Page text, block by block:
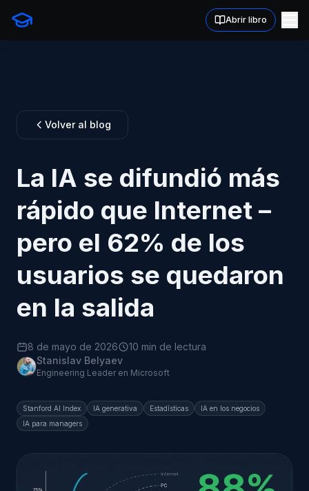
Abrir libro
Volver al blog
La IA se difundió más
rápido que Internet –
pero el 62% de los
usuarios se quedaron
en la salida
8 de mayo de 2026
10 min de lectura
Stanislav Belyaev
Engineering Leader en Microsoft
Stanford AI Index IA generativa Estadísticas
IA en los negocios
IA para managers